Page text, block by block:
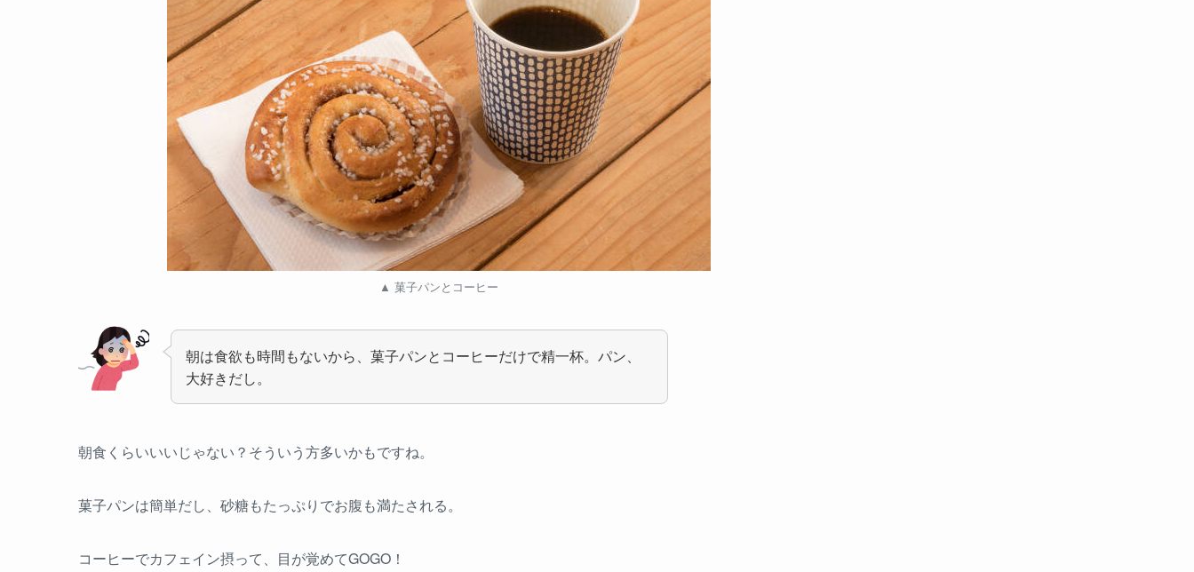
▲ 菓子パンとコーヒー
朝は食欲も時間もないから、菓子パンとコーヒーだけで精一杯。パン、
大好きだし。
朝食くらいいいじゃない？そういう方多いかもですね。
菓子パンは簡単だし、砂糖もたっぷりでお腹も満たされる。
コーヒーでカフェイン摂って、目が覚めてGOGO！